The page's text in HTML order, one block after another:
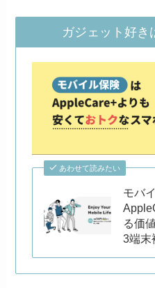
ガジェット好き
あわせて読みたい
モバ
る価
3端末